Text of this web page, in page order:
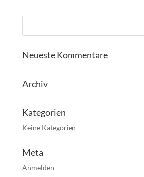
Neueste Kommentare
Archiv
Kategorien
Keine Kategorien
Meta
Anmelden